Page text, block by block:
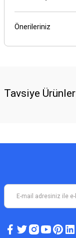
Önerileriniz
Tavsiye Ürünler